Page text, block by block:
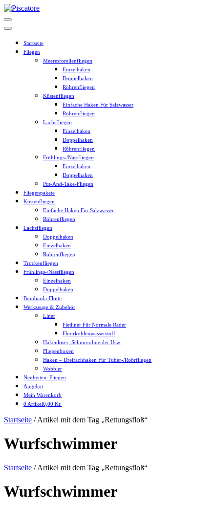
Zum
Inhalt
springen
Startseite
Fliegen
Meeresforellenfliegen
Einzelhaken
Doppelhaken
Röhrenfliegen
Küstenfliegen
Einfache Haken Für Salzwasser
Röhrenfliegen
Lachsfliegen
Einzelhaken
Doppelhaken
Röhrenfliegen
Frühlings-/Nassfliegen
Einzelhaken
Doppelhaken
Put-And-Take-Fliegen
Fliegenpakete
Küstenfliegen
Einfache Haken Für Salzwasser
Röhrenfliegen
Lachsfliegen
Doppelhaken
Einzelhaken
Röhrenfliegen
Trockenfliegen
Frühlings-/Nassfliegen
Einzelhaken
Doppelhaken
Bombarda-Flotte
Werkzeuge & Zubehör
Liner
Fletliner Für Normale Räder
Fluorkohlenwasserstoff
Hakenlöser, Schnurschneider Usw.
Fliegenboxen
Haken – Dreifachhaken Für Tuber-/Rohrfliegen
Wobbler
Neuheiten: Fliegen
Angebot
Mein Warenkorb
0 Artikel0,00 Kr.
xMenü
Startseite / Artikel mit dem Tag „Rettungsfloß“
Wurfschwimmer
Startseite / Artikel mit dem Tag „Rettungsfloß“
Wurfschwimmer